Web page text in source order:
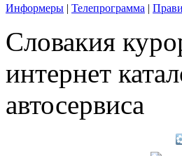
Информеры | Телепрограмма |
Словакия
интернет
автосервиса